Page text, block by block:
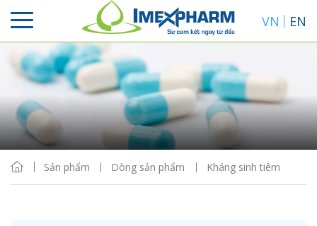
VN EN
Sản phẩm Dòng sản phẩm Kháng sinh tiêm
Sắp xếp
Hiển thị